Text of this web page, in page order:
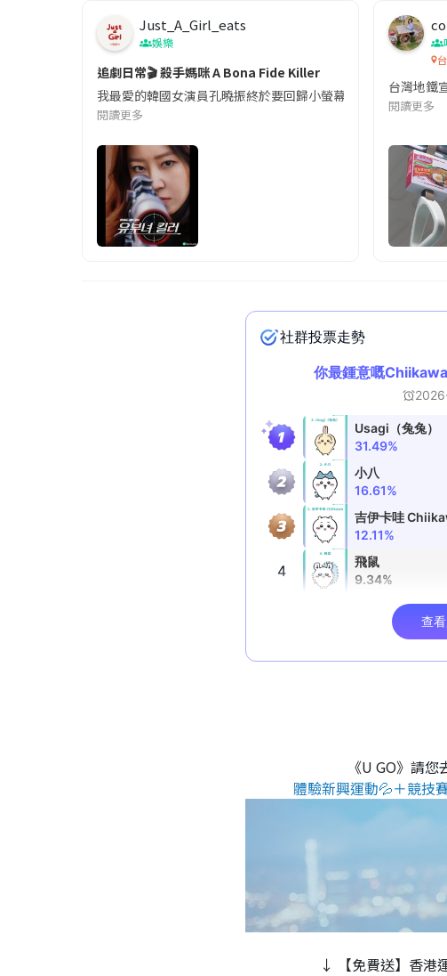
Just_A_Girl_eats
娛樂
追劇日常🎬 殺手媽咪 A Bona Fide Killer
我最愛的韓國女演員孔曉振終於要回歸小螢幕啦!這次的劇本
閱讀更多
台灣地鐵
閱讀更多
《U GO》請
體驗新興運動💦＋競技
↓ 【免費送】香港